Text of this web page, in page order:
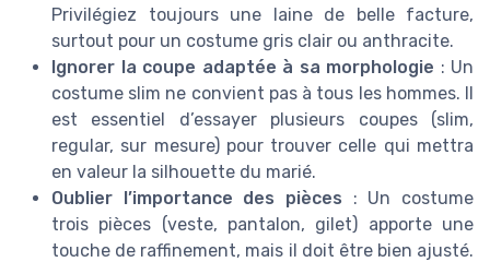
Privilégiez toujours une laine de belle facture,
surtout pour un costume gris clair ou anthracite.
Ignorer la coupe adaptée à sa morphologie : Un
costume slim ne convient pas à tous les hommes. Il
est essentiel d’essayer plusieurs coupes (slim,
regular, sur mesure) pour trouver celle qui mettra
en valeur la silhouette du marié.
Oublier l’importance des pièces : Un costume
trois pièces (veste, pantalon, gilet) apporte une
touche de raffinement, mais il doit être bien ajusté.